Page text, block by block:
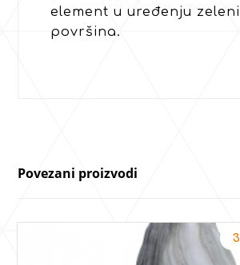
element u uređenju
površina.
Povezani proizvodi